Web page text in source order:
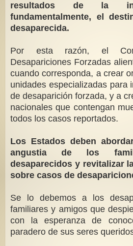
resultados de la
fundamentalmente, el
desaparecida.
Por esta razón, el
Desapariciones Forzadas
cuando corresponda, a crear
unidades especializadas para
de desaparición forzada, y a
nacionales que contengan
todos los casos reportados.
Los Estados deben
angustia de los
desaparecidos y revitalizar
sobre casos de
Se lo debemos a los
familiares y amigos que
con la esperanza de
paradero de sus seres